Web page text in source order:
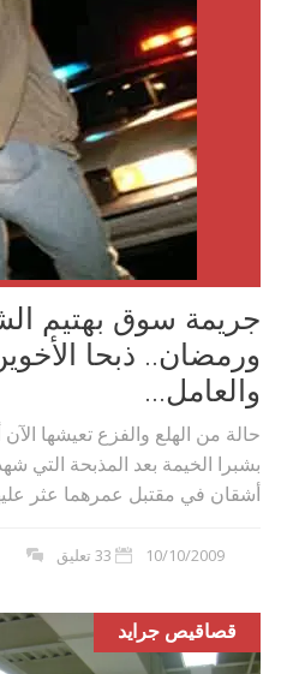
جريمة سوق بهتيم
ورمضان.. ذبحا
والعامل...
حالة من الهلع والفزع تعيشها
بشبرا الخيمة بعد المذبحة التي
أشقان في مقتبل عمرهما عثر
10/10/2009 33 تعليق
قصاقيص جرايد